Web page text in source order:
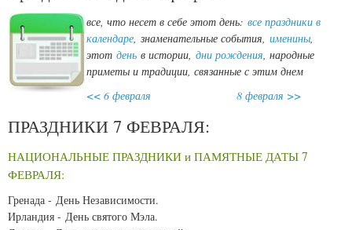
все, что несет в себе этот день: все праздники в
календаре, знаменательные события, именины,
этот день в истории, дни рождения, народные
приметы и традиции, связанные с этим днем
<< 6 февраля
8 февраля >>
ПРАЗДНИКИ 7 ФЕВРАЛЯ:
НАЦИОНАЛЬНЫЕ ПРАЗДНИКИ и ПАМЯТНЫЕ ДАТЫ 7
ФЕВРАЛЯ:
Гренада - День Независимости.
Ирландия - День святого Мэла.